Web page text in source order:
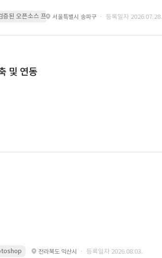
된 오픈소스 프레임워크를 기반으로 시스템을 구축
서울특별시 송파구 · 등록일자 2026.07.28.
및 연동
전라북도 익산시 · 등록일자 2026.08.03.